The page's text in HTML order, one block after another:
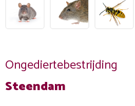
Ongediertebestrijding
Steendam